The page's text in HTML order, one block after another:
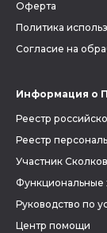
Оферта
Политика
Согласие на
Информация о
Реестр
Реестр
Участник
Функциональные
Руководство по
Центр помощи